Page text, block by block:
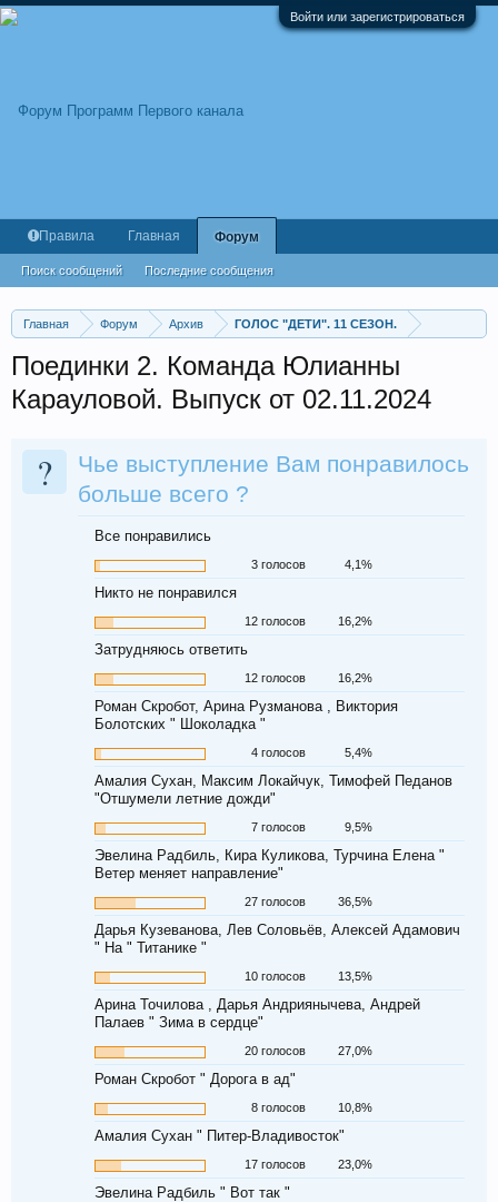
Войти или зарегистрироваться
Главная Форум Архив ГОЛОС "ДЕТИ". 11 СЕЗОН.
Поединки 2. Команда Юлианны
Карауловой. Выпуск от 02.11.2024
?
Чье выступление Вам понравилось
больше всего ?
Все понравились
3 голосов 4,1%
Никто не понравился
12 голосов 16,2%
Затрудняюсь ответить
12 голосов 16,2%
Роман Скробот, Арина Рузманова , Виктория
Болотских " Шоколадка "
4 голосов 5,4%
Амалия Сухан, Максим Локайчук, Тимофей Педанов
"Отшумели летние дожди"
7 голосов 9,5%
Эвелина Радбиль, Кира Куликова, Турчина Елена "
Ветер меняет направление"
27 голосов 36,5%
Дарья Кузеванова, Лев Соловьёв, Алексей Адамович
" На " Титанике "
10 голосов 13,5%
Арина Точилова , Дарья Андриянычева, Андрей
Палаев " Зима в сердце"
20 голосов 27,0%
Роман Скробот " Дорога в ад"
8 голосов 10,8%
Амалия Сухан " Питер-Владивосток"
17 голосов 23,0%
Эвелина Радбиль " Вот так "
Правила Главная Форум
Поиск сообщений Последние сообщения